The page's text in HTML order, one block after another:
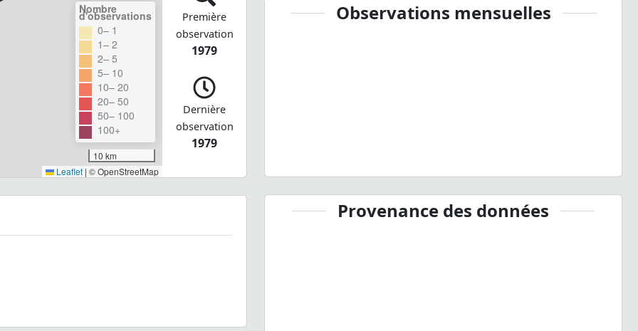
Nombre
d'observations
0– 1
1– 2
2– 5
5– 10
10– 20
20– 50
50– 100
100+
10 km
Leaflet | © OpenStreetMap
Première
observation
1979
Dernière
observation
1979
Observations mensuelles
Provenance des données